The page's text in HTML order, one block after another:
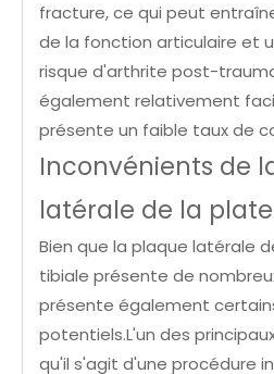
fracture, ce qui peut
de la fonction articulaire et
risque d'arthrite post-
également relativement
présente un faible taux de
Inconvénients de
latérale de la
Bien que la plaque latérale
tibiale présente de
présente également
potentiels.L'un des
qu'il s'agit d'une procédure